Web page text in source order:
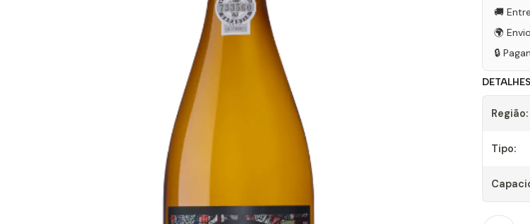
🚚
🌍
🔒
DETALHES
Região:
Tipo: